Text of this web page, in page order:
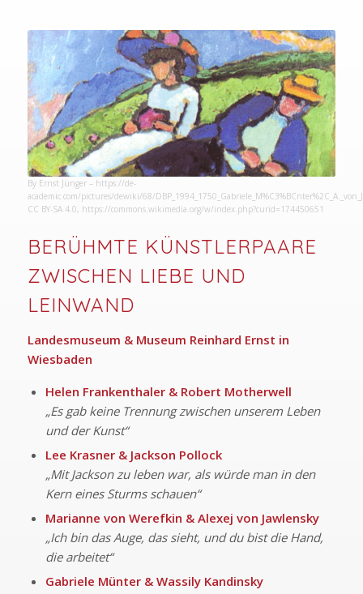
By Ernst Jünger – https://de-
academic.com/pictures/dewiki/68/
CC BY-SA 4.0, https://commons.wikimedia.org/w/index.php?curid=174450651
BERÜHMTE KÜNSTLERPAARE
ZWISCHEN LIEBE UND
LEINWAND
Landesmuseum & Museum Reinhard Ernst in
Wiesbaden
Helen Frankenthaler & Robert Motherwell
„Es gab keine Trennung zwischen unserem Leben
und der Kunst“
Lee Krasner & Jackson Pollock
„Mit Jackson zu leben war, als würde man in den
Kern eines Sturms schauen“
Marianne von Werefkin & Alexej von Jawlensky
„Ich bin das Auge, das sieht, und du bist die Hand,
die arbeitet“
Gabriele Münter & Wassily Kandinsky